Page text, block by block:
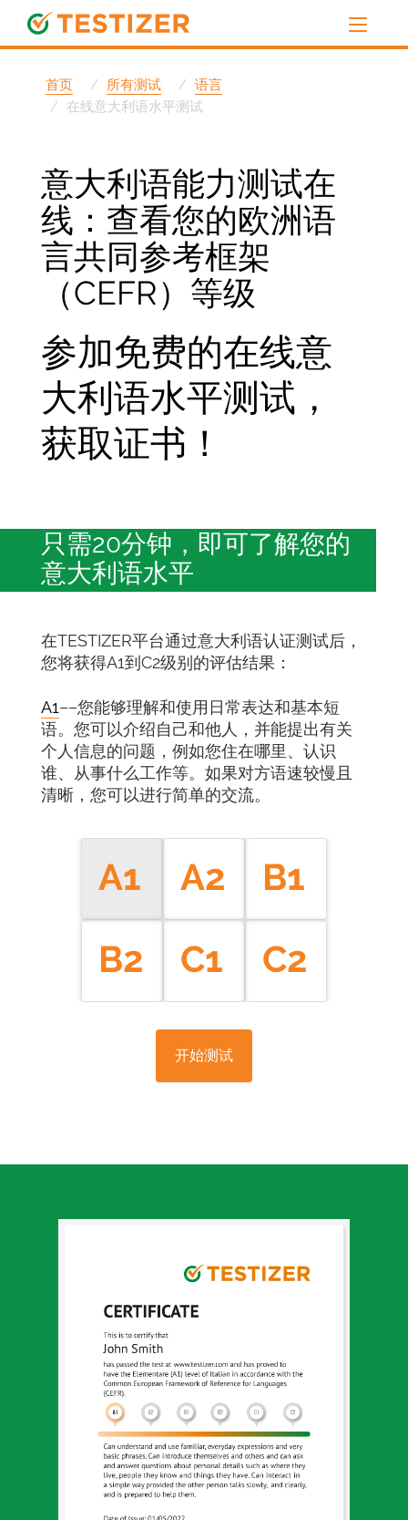
首页 所有测试
语言
在线意大利语水平测试
意大利语能力测试在
线：查看您的欧洲语
言共同参考框架
（CEFR）等级
参加免费的在线意
大利语水平测试，
获取证书！
只需20分钟，即可了解您的
意大利语水平
在TESTIZER平台通过意大利语认证测试后，
您将获得A1到C2级别的评估结果：
A1––您能够理解和使用日常表达和基本短
语。您可以介绍自己和他人，并能提出有关
个人信息的问题，例如您住在哪里、认识
谁、从事什么工作等。如果对方语速较慢且
清晰，您可以进行简单的交流。
A1 A2
B1
B2
C1 C2
开始测试